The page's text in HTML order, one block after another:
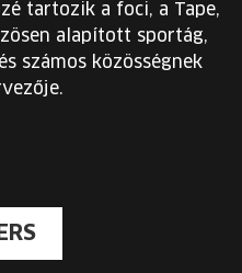
tartozik a foci, a Tape,
alapított sportág,
számos közösségnek